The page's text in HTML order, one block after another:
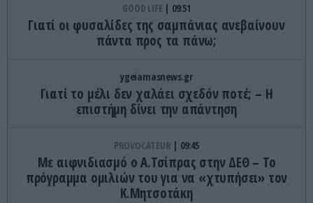
GOOD LIFE 09:51
Γιατί οι φυσαλίδες της σαμπάνιας ανεβαίνουν
πάντα προς τα πάνω;
ygeiamasnews.gr
Γιατί το μέλι δεν χαλάει σχεδόν ποτέ; – Η
επιστήμη δίνει την απάντηση
PROVOCATEUR 09:45
Με αιφνιδιασμό ο Α.Τσίπρας στην ΔΕΘ – Το
πρόγραμμα ομιλιών του για να «χτυπήσει» τον
Κ.Μητσοτάκη